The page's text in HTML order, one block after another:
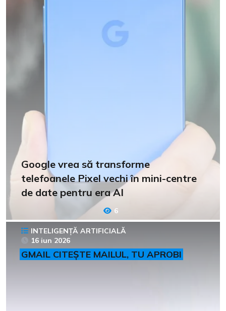
Google vrea să transforme
telefoanele Pixel vechi în mini-centre
de date pentru era AI
6
INTELIGENȚĂ ARTIFICIALĂ
16 iun 2026
GMAIL CITEȘTE MAILUL, TU APROBI